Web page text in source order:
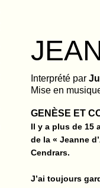
Interprété par
Mise en
GENÈSE ET
Il y a plus de 15
de la « Jeanne
Cendrars.
J’ai toujours